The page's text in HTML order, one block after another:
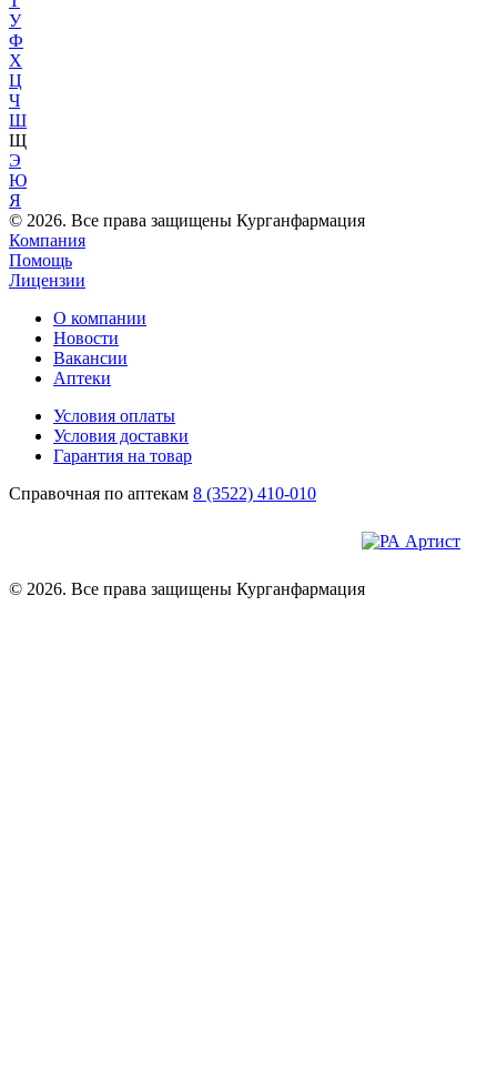
У
Ф
Х
Ц
Ч
Ш
Щ
Э
Ю
Я
© 2026. Все права защищены Курганфармация
Компания
Помощь
Лицензии
О компании
Новости
Вакансии
Аптеки
Условия оплаты
Условия доставки
Гарантия на товар
Справочная по аптекам 8 (3522) 410-010
© 2026. Все права защищены Курганфармация